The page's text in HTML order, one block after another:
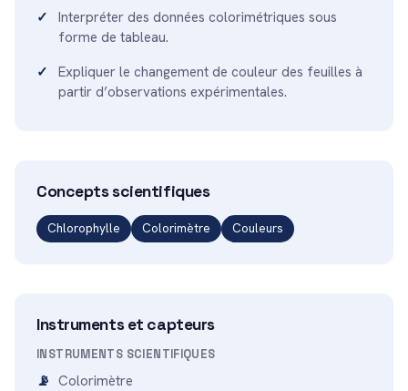
Interpréter des données colorimétriques sous
forme de tableau.
Expliquer le changement de couleur des feuilles à
partir d’observations expérimentales.
Concepts scientifiques
Chlorophylle Colorimètre Couleurs
Instruments et capteurs
INSTRUMENTS SCIENTIFIQUES
Colorimètre